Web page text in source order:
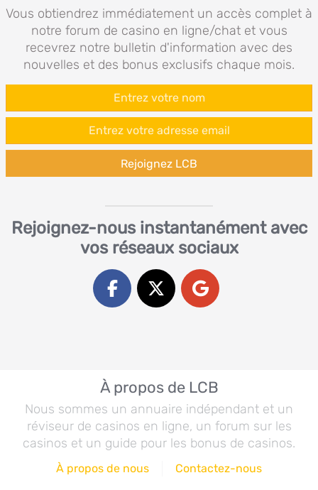
Vous obtiendrez immédiatement un accès complet à
notre forum de casino en ligne/chat et vous
recevrez notre bulletin d'information avec des
nouvelles et des bonus exclusifs chaque mois.
Rejoignez LCB
Rejoignez-nous instantanément avec
vos réseaux sociaux
À propos de LCB
Nous sommes un annuaire indépendant et un
réviseur de casinos en ligne, un forum sur les
casinos et un guide pour les bonus de casinos.
À propos de nous Contactez-nous